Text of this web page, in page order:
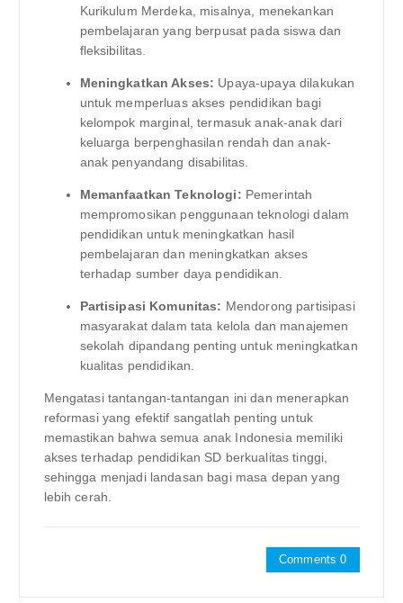
Kurikulum Merdeka, misalnya, menekankan
pembelajaran yang berpusat pada siswa dan
fleksibilitas.
Meningkatkan Akses: Upaya-upaya dilakukan
untuk memperluas akses pendidikan bagi
kelompok marginal, termasuk anak-anak dari
keluarga berpenghasilan rendah dan anak-
anak penyandang disabilitas.
Memanfaatkan Teknologi: Pemerintah
mempromosikan penggunaan teknologi dalam
pendidikan untuk meningkatkan hasil
pembelajaran dan meningkatkan akses
terhadap sumber daya pendidikan.
Partisipasi Komunitas: Mendorong partisipasi
masyarakat dalam tata kelola dan manajemen
sekolah dipandang penting untuk meningkatkan
kualitas pendidikan.
Mengatasi tantangan-tantangan ini dan menerapkan
reformasi yang efektif sangatlah penting untuk
memastikan bahwa semua anak Indonesia memiliki
akses terhadap pendidikan SD berkualitas tinggi,
sehingga menjadi landasan bagi masa depan yang
lebih cerah.
Comments 0